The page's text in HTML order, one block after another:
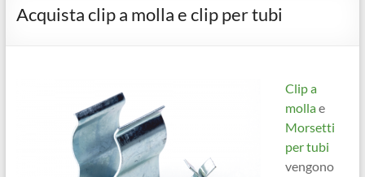
Flachmaterial
Acquista clip a molla e clip per tubi
Clip a
mollae
Morsetti
per tubi
vengono